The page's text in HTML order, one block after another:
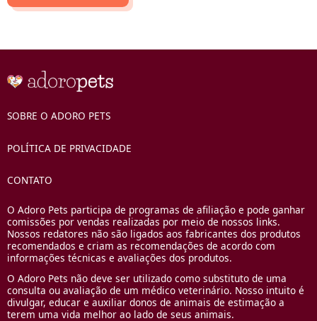
SOBRE O ADORO PETS
POLÍTICA DE PRIVACIDADE
CONTATO
O Adoro Pets participa de programas de afiliação e pode ganhar
comissões por vendas realizadas por meio de nossos links.
Nossos redatores não são ligados aos fabricantes dos produtos
recomendados e criam as recomendações de acordo com
informações técnicas e avaliações dos produtos.
O Adoro Pets não deve ser utilizado como substituto de uma
consulta ou avaliação de um médico veterinário. Nosso intuito é
divulgar, educar e auxiliar donos de animais de estimação a
terem uma vida melhor ao lado de seus animais.